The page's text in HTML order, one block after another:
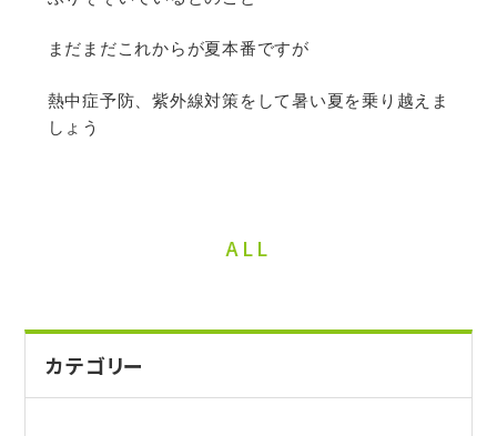
まだまだこれからが夏本番ですが
熱中症予防、紫外線対策をして暑い夏を乗り越えま
しょう
ALL
カテゴリー